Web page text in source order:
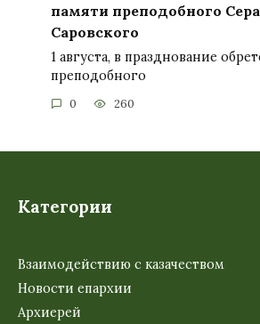
памяти преподобного
Саровского
1 августа, в празднование
преподобного
0 260
Категории
Взаимодействию с казачеством
Новости епархии
Архиерей